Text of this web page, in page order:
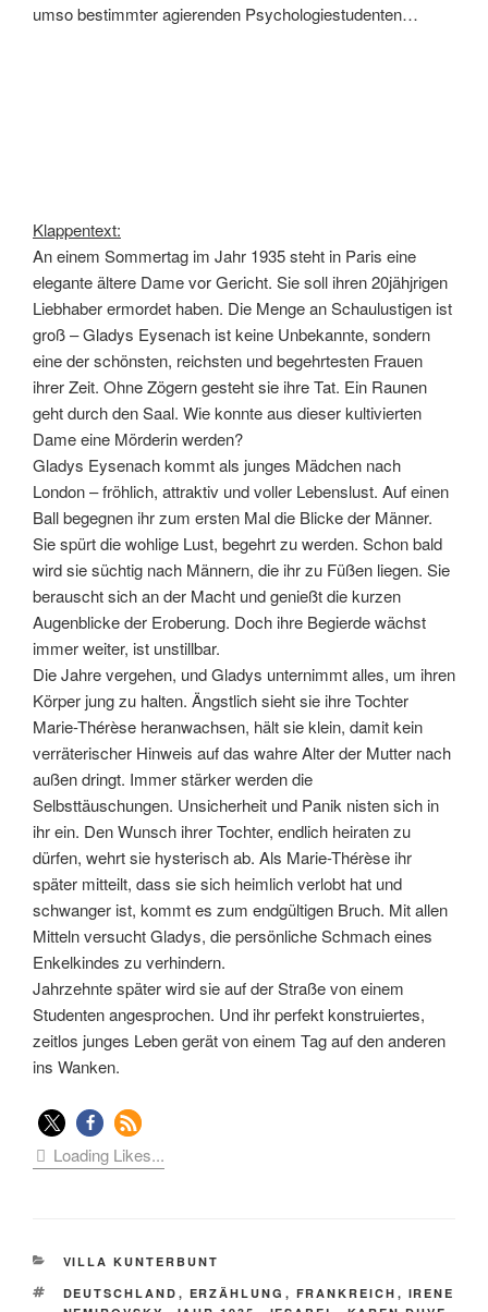
umso bestimmter agierenden Psychologiestudenten…
Klappentext:
An einem Sommertag im Jahr 1935 steht in Paris eine
elegante ältere Dame vor Gericht. Sie soll ihren 20jähjrigen
Liebhaber ermordet haben. Die Menge an Schaulustigen ist
groß – Gladys Eysenach ist keine Unbekannte, sondern
eine der schönsten, reichsten und begehrtesten Frauen
ihrer Zeit. Ohne Zögern gesteht sie ihre Tat. Ein Raunen
geht durch den Saal. Wie konnte aus dieser kultivierten
Dame eine Mörderin werden?
Gladys Eysenach kommt als junges Mädchen nach
London – fröhlich, attraktiv und voller Lebenslust. Auf einen
Ball begegnen ihr zum ersten Mal die Blicke der Männer.
Sie spürt die wohlige Lust, begehrt zu werden. Schon bald
wird sie süchtig nach Männern, die ihr zu Füßen liegen. Sie
berauscht sich an der Macht und genießt die kurzen
Augenblicke der Eroberung. Doch ihre Begierde wächst
immer weiter, ist unstillbar.
Die Jahre vergehen, und Gladys unternimmt alles, um ihren
Körper jung zu halten. Ängstlich sieht sie ihre Tochter
Marie-Thérèse heranwachsen, hält sie klein, damit kein
verräterischer Hinweis auf das wahre Alter der Mutter nach
außen dringt. Immer stärker werden die
Selbsttäuschungen. Unsicherheit und Panik nisten sich in
ihr ein. Den Wunsch ihrer Tochter, endlich heiraten zu
dürfen, wehrt sie hysterisch ab. Als Marie-Thérèse ihr
später mitteilt, dass sie sich heimlich verlobt hat und
schwanger ist, kommt es zum endgültigen Bruch. Mit allen
Mitteln versucht Gladys, die persönliche Schmach eines
Enkelkindes zu verhindern.
Jahrzehnte später wird sie auf der Straße von einem
Studenten angesprochen. Und ihr perfekt konstruiertes,
zeitlos junges Leben gerät von einem Tag auf den anderen
ins Wanken.
Loading Likes...
KATEGORIEN
VILLA KUNTERBUNT
SCHLAGWÖRTER
DEUTSCHLAND , ERZÄHLUNG , FRANKREICH , IRENE